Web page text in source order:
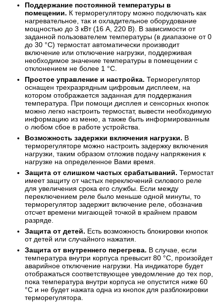
Поддержание постоянной температуры в
помещении. К терморегулятору можно подключать как
нагревательное, так и охладительное оборудование
мощностью до 3 кВт (16 А, 220 В). В зависимости от
заданной пользователем температуры (в диапазоне от 0
до 30 °С) термостат автоматически производит
включение или отключение нагрузки, поддерживая
необходимое значение температуры в помещении с
отклонением не более 1 °С.
Простое управление и настройка. Терморегулятор
оснащен трехразрядным цифровым дисплеем, на
котором отображается заданная для поддержания
температура. При помощи дисплея и сенсорных кнопок
можно легко настроить термостат, вывести необходимую
информацию из меню, а также быть информированным
о любом сбое в работе устройства.
Возможность задержки включения нагрузки. В
терморегуляторе можно настроить задержку включения
нагрузки, таким образом отложив подачу напряжения к
нагрузке на определенное Вами время.
Защита от слишком частых срабатываний. Термостат
имеет защиту от частых переключений силового реле
для увеличения срока его службы. Если между
переключением реле было меньше одной минуты, то
терморегулятор задержит включение реле, обозначив
отсчет времени мигающей точкой в крайнем правом
разряде.
Защита от детей. Есть возможность блокировки кнопок
от детей или случайного нажатия.
Защита от внутреннего перегрева. В случае, если
температура внутри корпуса превысит 80 °С, произойдет
аварийное отключение нагрузки. На индикаторе будет
отображаться соответствующее уведомление до тех пор,
пока температура внутри корпуса не опустится ниже 60
°С и не будет нажата одна из кнопок для разблокировки
терморегулятора.